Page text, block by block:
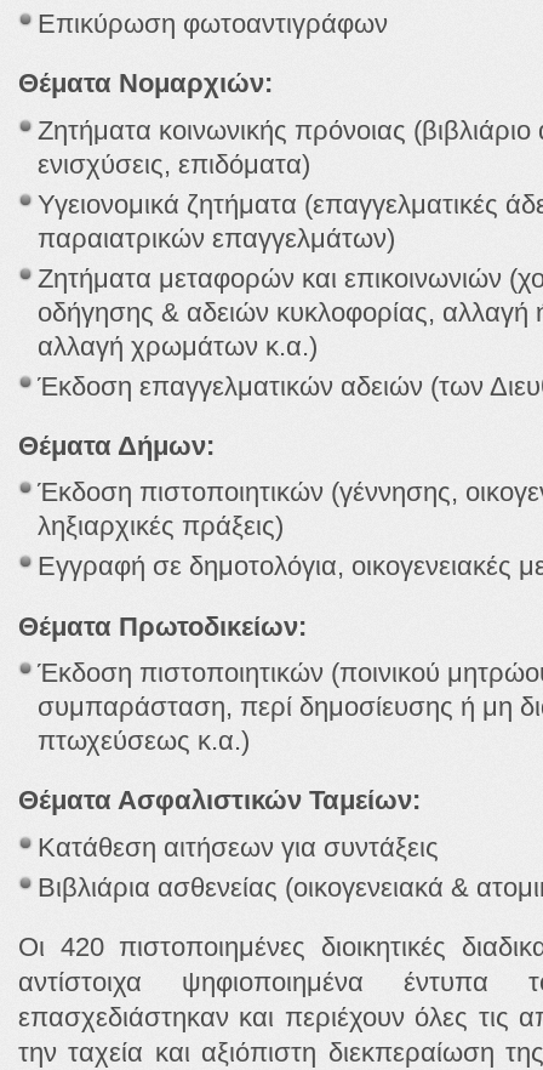
Επικύρωση φωτοαντιγράφων
Θέματα Νομαρχιών:
Ζητήματα κοινωνικής πρόνοιας (βιβλιάριο
ενισχύσεις, επιδόματα)
Υγειονομικά ζητήματα (επαγγελματικές
παραιατρικών επαγγελμάτων)
Ζητήματα μεταφορών και επικοινωνιών
οδήγησης & αδειών κυκλοφορίας, αλλαγή
αλλαγή χρωμάτων κ.α.)
Έκδοση επαγγελματικών αδειών (των
Θέματα Δήμων:
Έκδοση πιστοποιητικών (γέννησης,
ληξιαρχικές πράξεις)
Εγγραφή σε δημοτολόγια, οικογενειακές
Θέματα Πρωτοδικείων:
Έκδοση πιστοποιητικών (ποινικού
συμπαράσταση, περί δημοσίευσης ή μη
πτωχεύσεως κ.α.)
Θέματα Ασφαλιστικών Ταμείων:
Κατάθεση αιτήσεων για συντάξεις
Βιβλιάρια ασθενείας (οικογενειακά &
Οι 420 πιστοποιημένες διοικητικές
αντίστοιχα ψηφιοποιημένα
επασχεδιάστηκαν και περιέχουν όλες τις
την ταχεία και αξιόπιστη διεκπεραίωση